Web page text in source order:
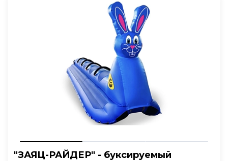
"ЗАЯЦ-РАЙДЕР" - буксируемый